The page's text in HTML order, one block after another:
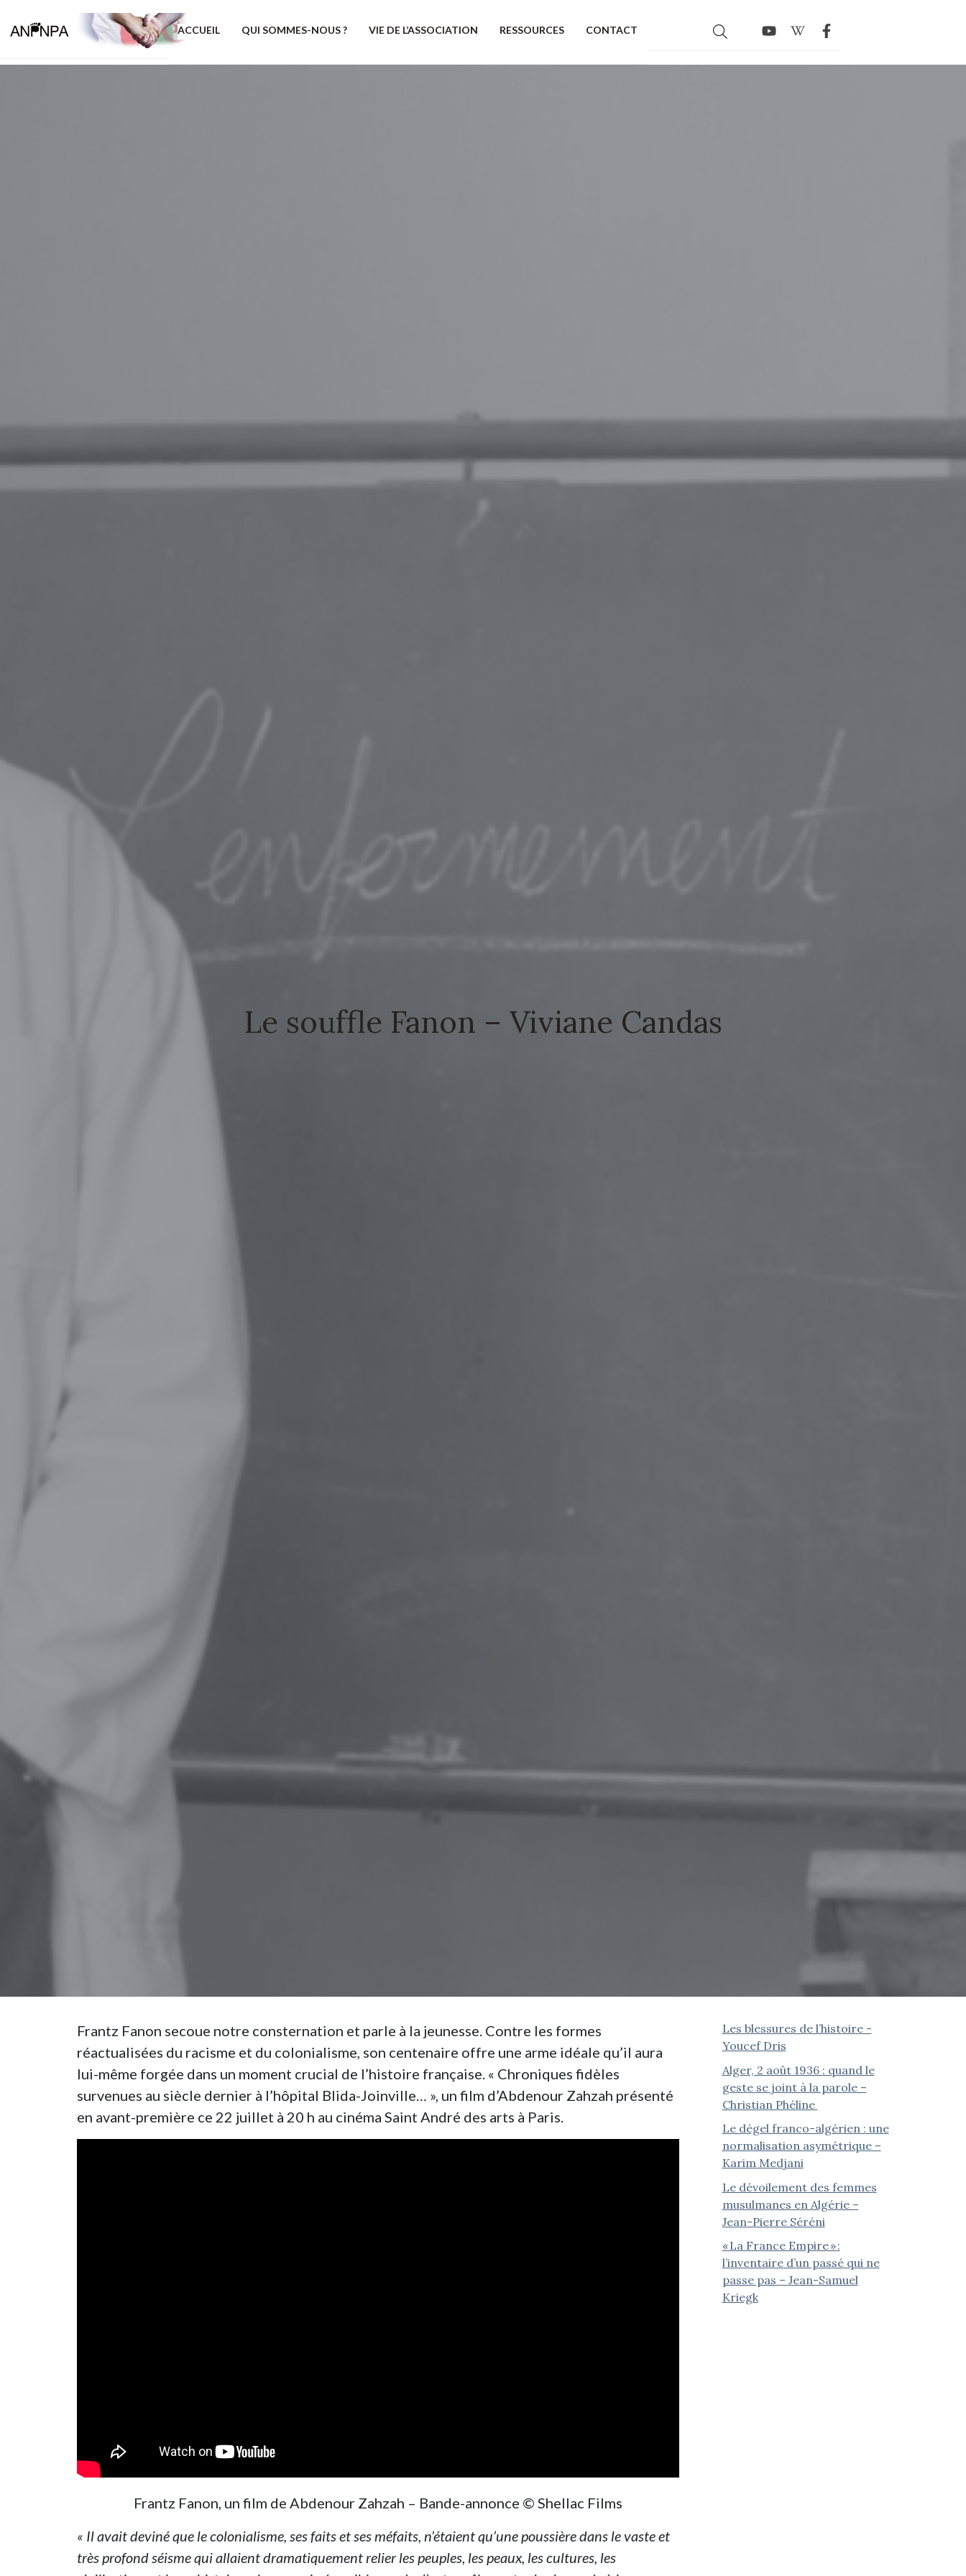
ACCUEIL QUI SOMMES-NOUS ? VIE DE L’ASSOCIATION RESSOURCES CONTACT
Le souffle Fanon – Viviane Candas
Frantz Fanon secoue notre consternation et parle à la jeunesse. Contre les formes
réactualisées du racisme et du colonialisme, son centenaire offre une arme idéale qu’il aura
lui-même forgée dans un moment crucial de l’histoire française. « Chroniques fidèles
survenues au siècle dernier à l’hôpital Blida-Joinville… », un film d’Abdenour Zahzah présenté
en avant-première ce 22 juillet à 20 h au cinéma Saint André des arts à Paris.
Frantz Fanon, un film de Abdenour Zahzah – Bande-annonce © Shellac Films
« Il avait deviné que le colonialisme, ses faits et ses méfaits, n’étaient qu’une poussière dans le vaste et
très profond séisme qui allaient dramatiquement relier les peuples, les peaux, les cultures, les
Les blessures de l’histoire -
Youcef Dris
Alger, 2 août 1936 : quand le
geste se joint à la parole –
Christian Phéline
Le dégel franco-algérien : une
normalisation asymétrique –
Karim Medjani
Le dévoilement des femmes
musulmanes en Algérie –
Jean-Pierre Séréni
« La France Empire » :
l’inventaire d’un passé qui ne
passe pas – Jean-Samuel
Kriegk